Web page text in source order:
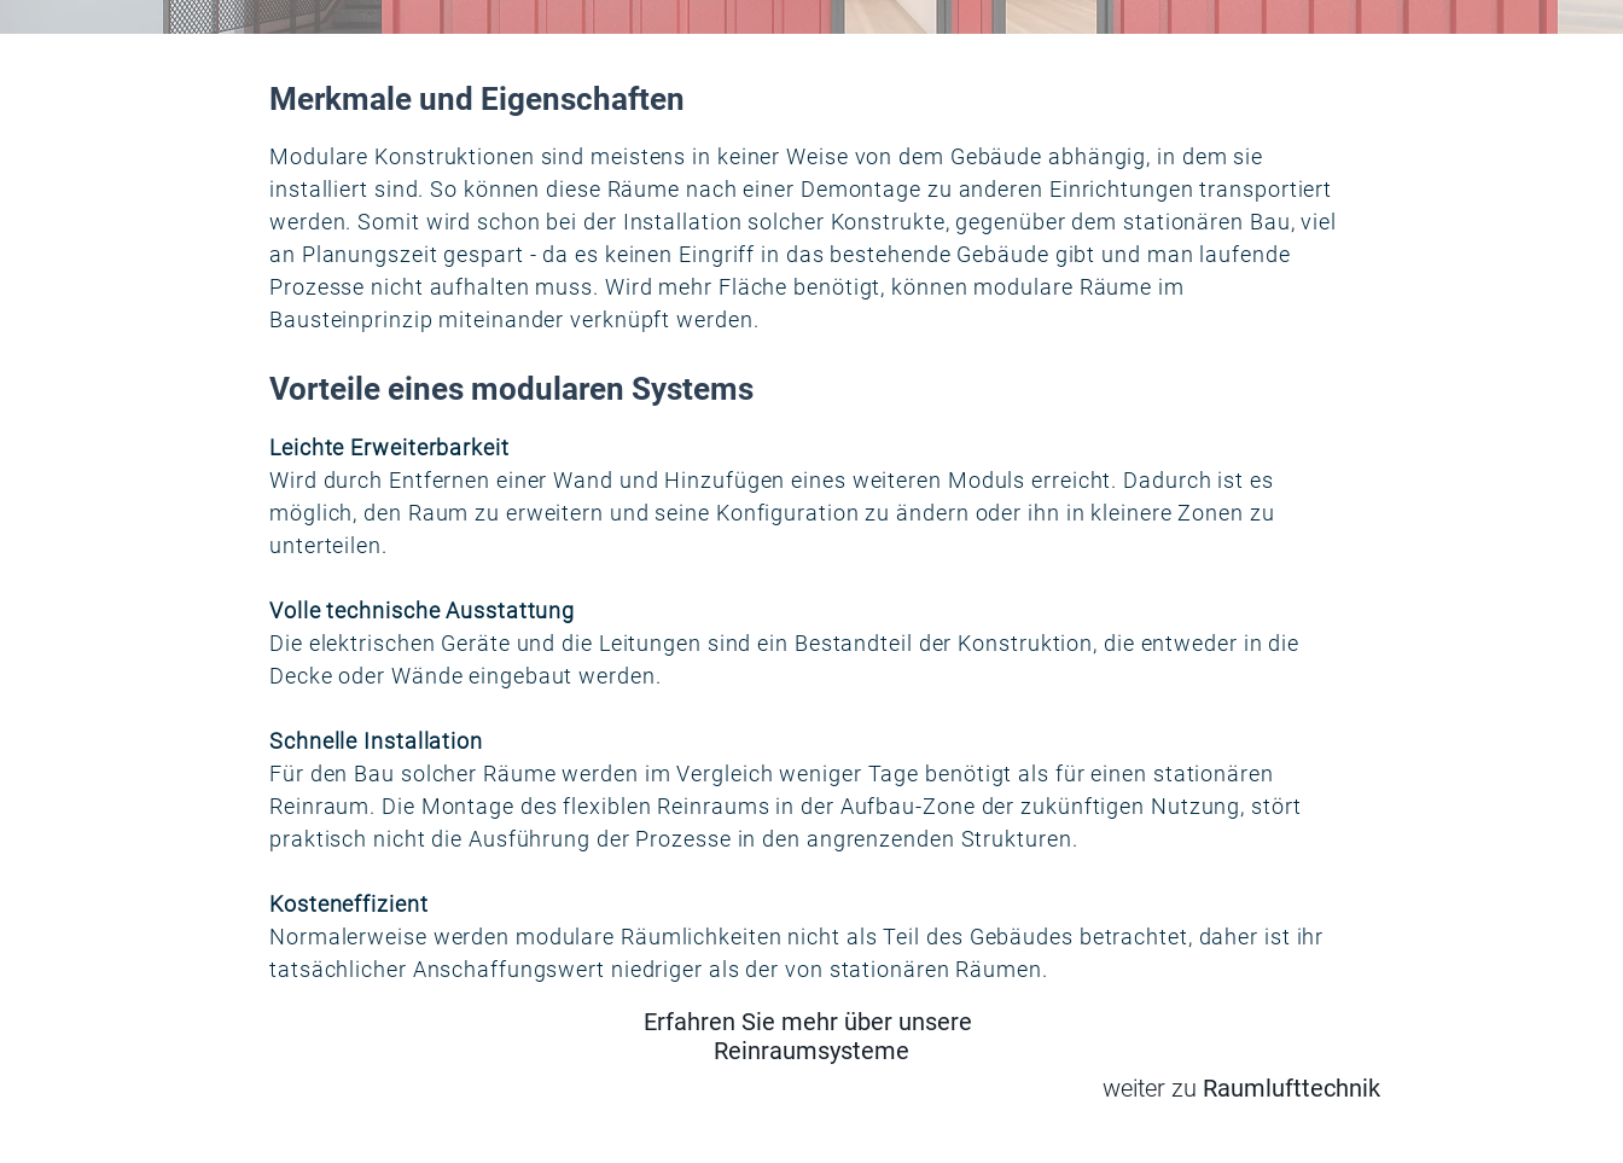
Merkmale und Eigenschaften
Modulare Konstruktionen sind meistens in keiner Weise von dem Gebäude abhängig, in dem sie
installiert sind. So können diese Räume nach einer Demontage zu anderen Einrichtungen transportiert
werden. Somit wird schon bei der Installation solcher Konstrukte, gegenüber dem stationären Bau, viel
an Planungszeit gespart - da es keinen Eingriff in das bestehende Gebäude gibt und man laufende
Prozesse nicht aufhalten muss. Wird mehr Fläche benötigt, können modulare Räume im
Bausteinprinzip miteinander verknüpft werden.
Vorteile eines modularen Systems
Leichte Erweiterbarkeit
Wird durch Entfernen einer Wand und Hinzufügen eines weiteren Moduls erreicht. Dadurch ist es
möglich, den Raum zu erweitern und seine Konfiguration zu ändern oder ihn in kleinere Zonen zu
unterteilen.
Volle technische Ausstattung
Die elektrischen Geräte und die Leitungen sind ein Bestandteil der Konstruktion, die entweder in die
Decke oder Wände eingebaut werden.
Schnelle Installation
Für den Bau solcher Räume werden im Vergleich weniger Tage benötigt als für einen stationären
Reinraum. Die Montage des flexiblen Reinraums in der Aufbau-Zone der zukünftigen Nutzung, stört
praktisch nicht die Ausführung der Prozesse in den angrenzenden Strukturen.
Kosteneffizient
Normalerweise werden modulare Räumlichkeiten nicht als Teil des Gebäudes betrachtet, daher ist ihr
tatsächlicher Anschaffungswert niedriger als der von stationären Räumen.
Erfahren Sie mehr über unsere
Reinraumsysteme
weiter zu Raumlufttechnik